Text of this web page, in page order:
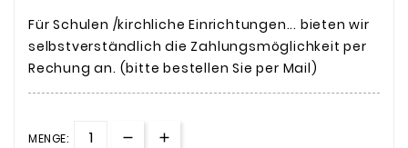
Für Schulen /kirchliche Einrichtungen... bieten wir
selbstverständlich die Zahlungsmöglichkeit per
Rechung an. (bitte bestellen Sie per Mail)
MENGE: